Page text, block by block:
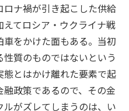
ナ禍が引き起こした供給
てロシア・ウクライナ戦
をかけた面もある。当初
質のものではないという
とはかけ離れた要素で起
政策であるので、その金
がズレてしまうのは、い